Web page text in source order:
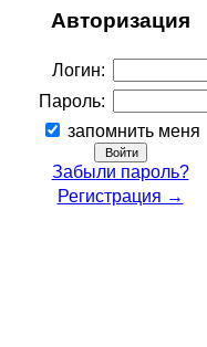
Авторизация
Логин:
Пароль:
запомнить меня
Забыли пароль?
Регистрация →